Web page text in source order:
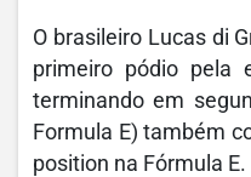
O brasileiro Lucas di
primeiro pódio pela
terminando em
Formula E) também
position na Fórmula E.